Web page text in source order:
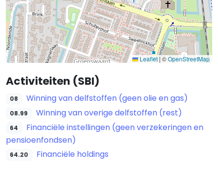
Leaflet|©OpenStreetMap
Activiteiten (SBI)
08 Winning van delfstoffen (geen olie en gas)
08.99 Winning van overige delfstoffen (rest)
64
Financiële instellingen (geen verzekeringen en
pensioenfondsen)
64.20 Financiële holdings